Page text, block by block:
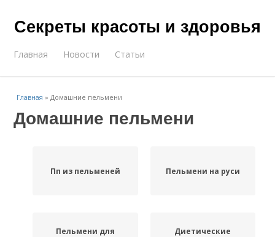
Секреты красоты и здоровья
Главная Новости Статьи
Главная »Домашние пельмени
Домашние пельмени
Пп из пельменей Пельмени на руси
Пельмени для
Диетические